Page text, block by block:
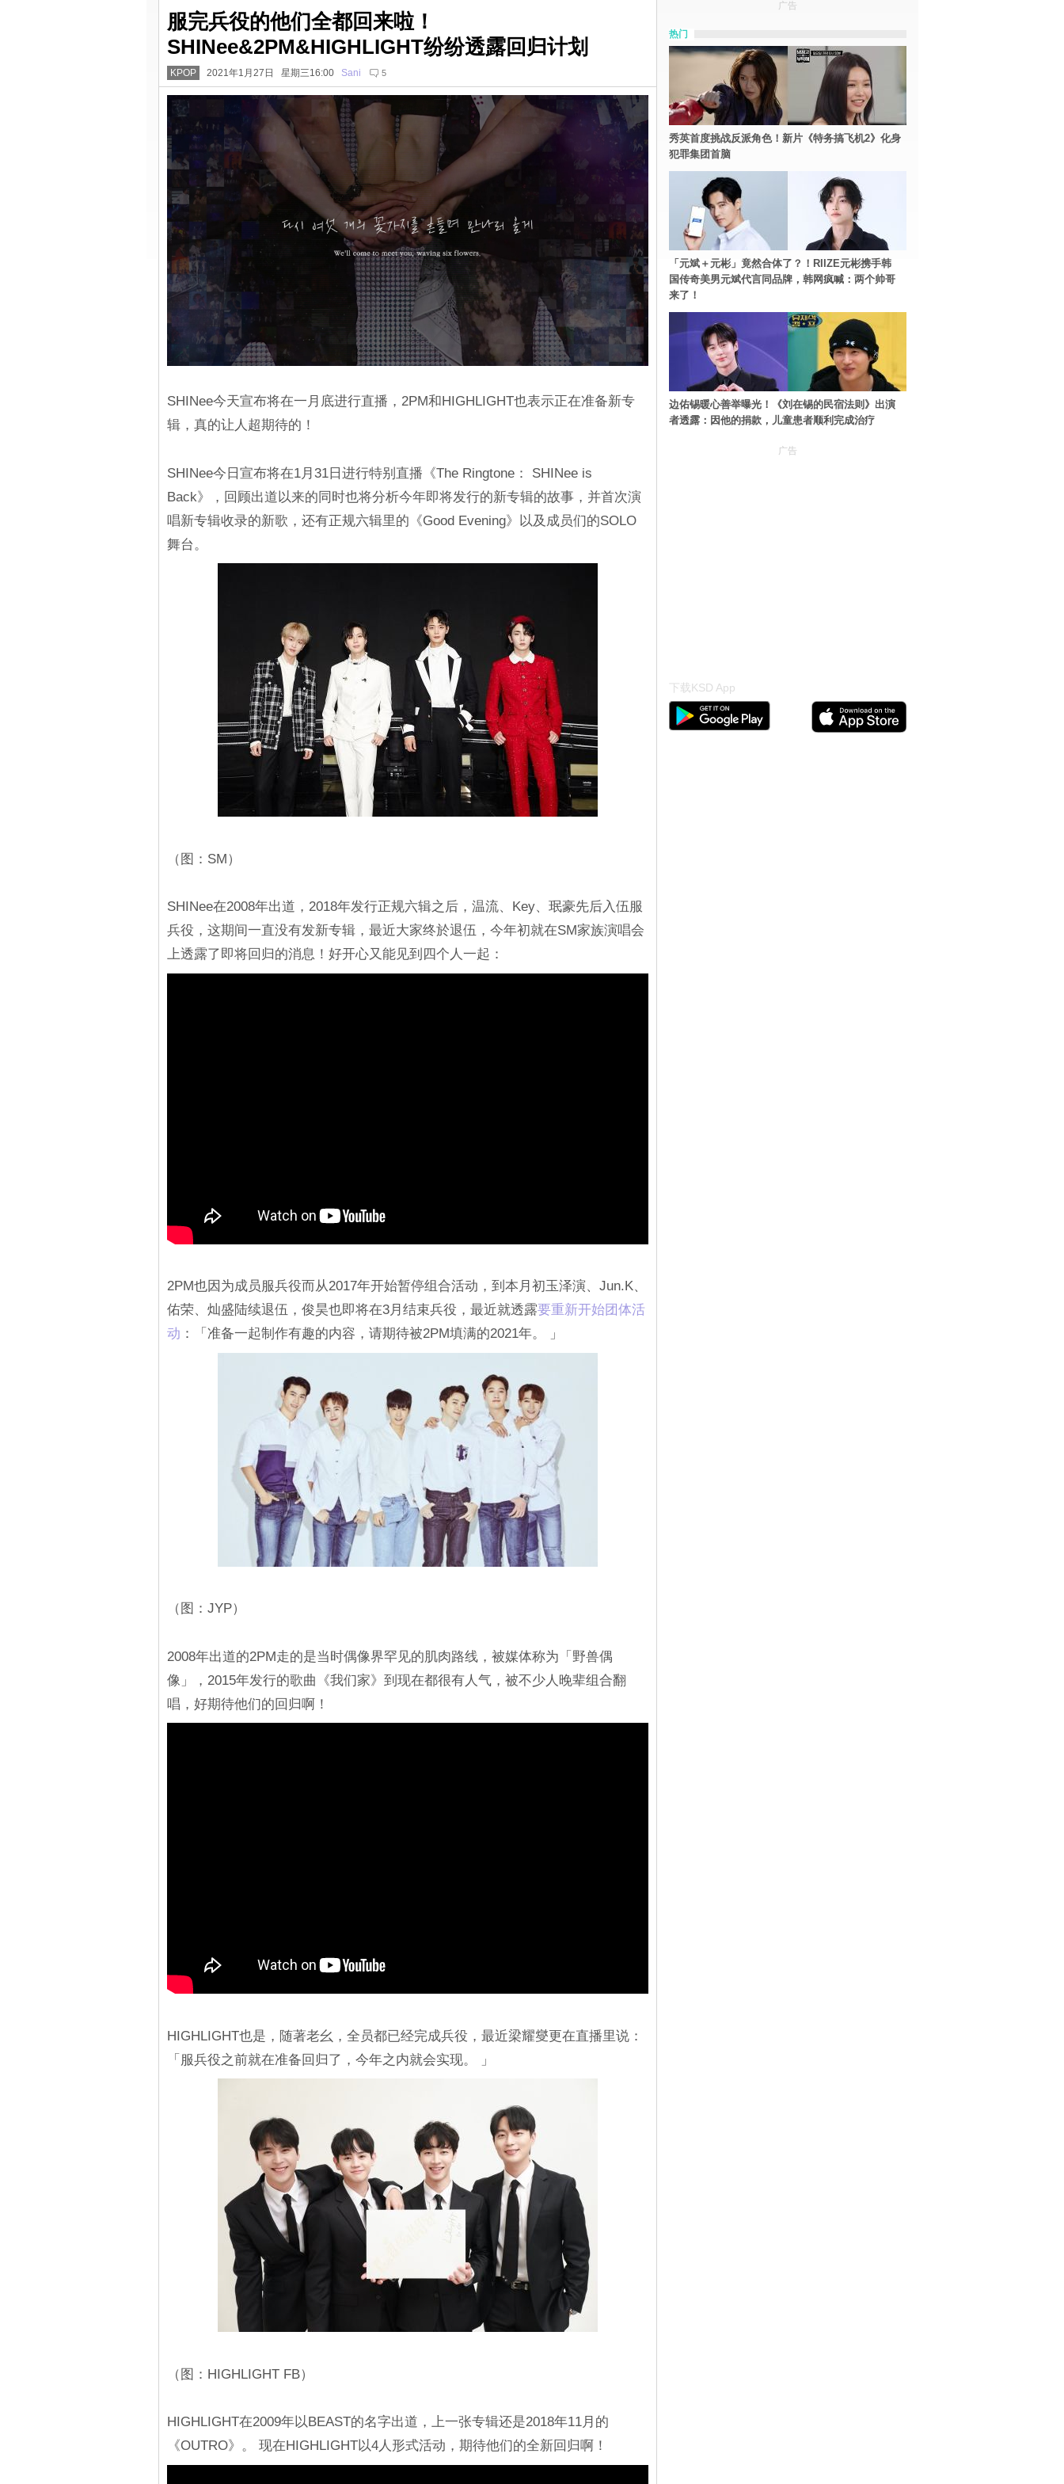
服完兵役的他们全都回来啦！
SHINee&2PM&HIGHLIGHT纷纷透露回归计划
KPOP 2021年1月27日 星期三16:00 Sani 5
SHINee今天宣布将在一月底进行直播，2PM和HIGHLIGHT也表示正在准备新专
辑，真的让人超期待的！
SHINee今日宣布将在1月31日进行特别直播《The Ringtone： SHINee is
Back》，回顾出道以来的同时也将分析今年即将发行的新专辑的故事，并首次演
唱新专辑收录的新歌，还有正规六辑里的《Good Evening》以及成员们的SOLO
舞台。
（图：SM）
SHINee在2008年出道，2018年发行正规六辑之后，温流、Key、珉豪先后入伍服
兵役，这期间一直没有发新专辑，最近大家终於退伍，今年初就在SM家族演唱会
上透露了即将回归的消息！好开心又能见到四个人一起：
2PM也因为成员服兵役而从2017年开始暂停组合活动，到本月初玉泽演、Jun.K、
佑荣、灿盛陆续退伍，俊昊也即将在3月结束兵役，最近就透露要重新开始团体活
动 ：「准备一起制作有趣的内容，请期待被2PM填满的2021年。 」
（图：JYP）
2008年出道的2PM走的是当时偶像界罕见的肌肉路线，被媒体称为「野兽偶
像」，2015年发行的歌曲《我们家》到现在都很有人气，被不少人晚辈组合翻
唱，好期待他们的回归啊！
HIGHLIGHT也是，随著老幺 ，全员都已经完成兵役，最近梁耀燮更在直播里说：
「服兵役之前就在准备回归了，今年之内就会实现。 」
（图：HIGHLIGHT FB）
HIGHLIGHT在2009年以BEAST的名字出道，上一张专辑还是2018年11月的
《OUTRO》。 现在HIGHLIGHT以4人形式活动，期待他们的全新回归啊！
广告
热门
秀英首度挑战反派角色！新片《特务搞飞机2》化身
犯罪集团首脑
「元斌＋元彬」竟然合体了？！RIIZE元彬携手韩
国传奇美男元斌代言同品牌，韩网疯喊：两个帅哥
来了！
边佑锡暖心善举曝光！《刘在锡的民宿法则》出演
者透露：因他的捐款，儿童患者顺利完成治疗
广告
下载KSD App